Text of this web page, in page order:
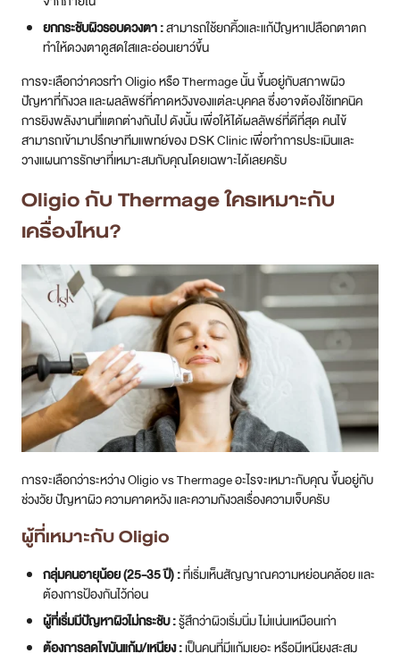
ยกกระชับผิวรอบดวงตา :สามารถใช้ยกคิ้วและแก้ปัญหาเปลือกตาตก
ทำให้ดวงตาดูสดใสและอ่อนเยาว์ขึ้น
การจะเลือกว่าควรทำ Oligio หรือ Thermage นั้น ขึ้นอยู่กับสภาพผิว
ปัญหาที่กังวล และผลลัพธ์ที่คาดหวังของแต่ละบุคคล ซึ่งอาจต้องใช้เทคนิค
การยิงพลังงานที่แตกต่างกันไป ดังนั้น เพื่อให้ได้ผลลัพธ์ที่ดีที่สุด คนไข้
สามารถเข้ามาปรึกษาทีมแพทย์ของ DSK Clinic เพื่อทำการประเมินและ
วางแผนการรักษาที่เหมาะสมกับคุณโดยเฉพาะได้เลยครับ
Oligio กับ Thermage ใครเหมาะกับ
เครื่องไหน?
การจะเลือกว่าระหว่าง Oligio vs Thermage อะไรจะเหมาะกับคุณ ขึ้นอยู่กับ
ช่วงวัย ปัญหาผิว ความคาดหวัง และความกังวลเรื่องความเจ็บครับ
ผู้ที่เหมาะกับ Oligio
กลุ่มคนอายุน้อย (25-35 ปี) :ที่เริ่มเห็นสัญญาณความหย่อนคล้อย และ
ต้องการป้องกันไว้ก่อน
ผู้ที่เริ่มมีปัญหาผิวไม่กระชับ :รู้สึกว่าผิวเริ่มนิ่ม ไม่แน่นเหมือนเก่า
ต้องการลดไขมันแก้ม/เหนียง :เป็นคนที่มีแก้มเยอะ หรือมีเหนียงสะสม